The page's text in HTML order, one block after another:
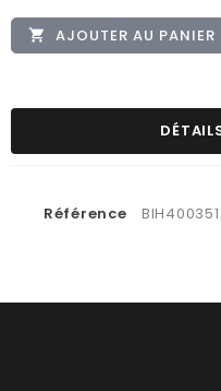
 AJOUTER AU PANIER
Référence BIH400351